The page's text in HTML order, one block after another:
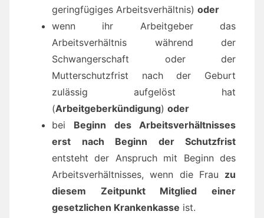
geringfügiges Arbeitsverhältnis) oder
wenn ihr Arbeitgeber das
Arbeitsverhältnis während der
Schwangerschaft oder der
Mutterschutzfrist nach der Geburt
zulässig aufgelöst hat
(Arbeitgeberkündigung) oder
bei Beginn des Arbeitsverhältnisses
erst nach Beginn der Schutzfrist
entsteht der Anspruch mit Beginn des
Arbeitsverhältnisses, wenn die Frau zu
diesem Zeitpunkt Mitglied einer
gesetzlichen Krankenkasse ist.